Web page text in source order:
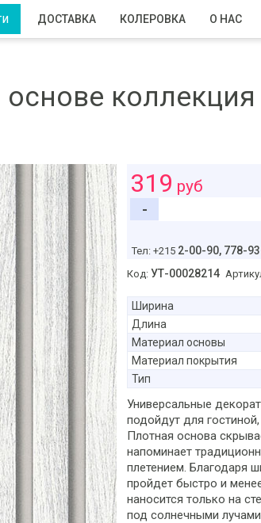
ДОСТАВКА КОЛЕРОВКА О НАС
коллекция
319 руб
-
Тел: +215 2-00-90, 778-
Код: УТ-00028214
Ширина
Длина
Материал основы
Материал покрытия
Тип
Универсальные
подойдут для
Плотная основа
напоминает
плетением. Благодаря
пройдет быстро и
наносится только на
под солнечными